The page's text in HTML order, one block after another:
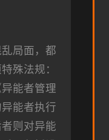
局面，都
殊法规：
异能者管理
能者执行
则对异能